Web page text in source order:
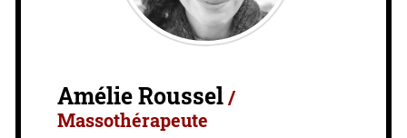
Amélie Roussel/
Massothérapeute